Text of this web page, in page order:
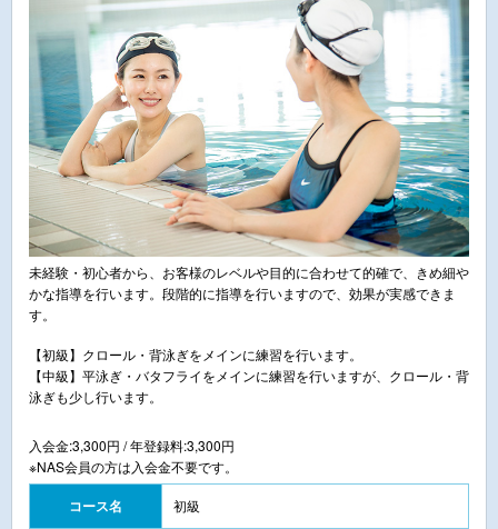
未経験・初心者から、お客様のレベルや目的に合わせて的確で、きめ細や
かな指導を行います。段階的に指導を行いますので、効果が実感できま
す。
【初級】クロール・背泳ぎをメインに練習を行います。
【中級】平泳ぎ・バタフライをメインに練習を行いますが、クロール・背
泳ぎも少し行います。
入会金:3,300円 / 年登録料:3,300円
※NAS会員の方は入会金不要です。
コース名 初級